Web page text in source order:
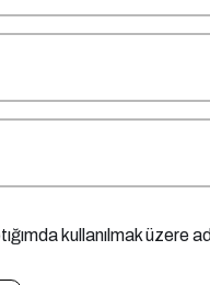
kullanılmak üzere